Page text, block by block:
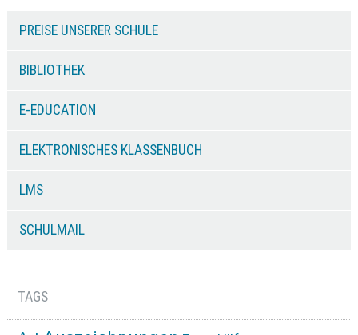
PREISE UNSERER SCHULE
BIBLIOTHEK
E-EDUCATION
ELEKTRONISCHES KLASSENBUCH
LMS
SCHULMAIL
TAGS